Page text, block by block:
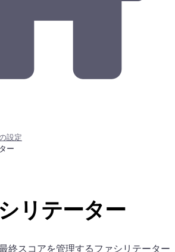
設定
ー
リテーター
終スコアを管理するファシリテーター